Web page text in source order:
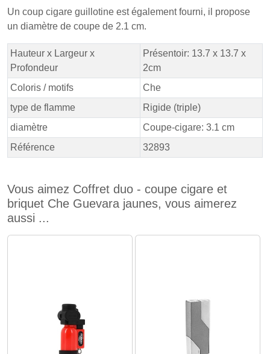
Un coup cigare guillotine est également fourni, il propose
un diamètre de coupe de 2.1 cm.
Hauteur x Largeur x
Profondeur
Présentoir: 13.7 x 13.7 x
2cm
Coloris / motifs
Che
type de flamme
Rigide (triple)
diamètre
Coupe-cigare: 3.1 cm
Référence
32893
Vous aimez Coffret duo - coupe cigare et
briquet Che Guevara jaunes, vous aimerez
aussi ...